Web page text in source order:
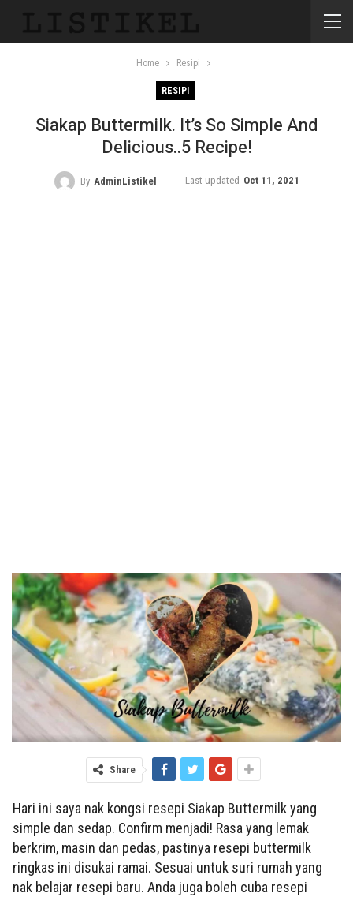
Home Resipi
RESIPI
Siakap Buttermilk. It’s So Simple And
Delicious..5 Recipe!
By AdminListikel Last updated Oct 11, 2021
Share
Hari ini saya nak kongsi resepi Siakap Buttermilk yang
simple dan sedap. Confirm menjadi! Rasa yang lemak
berkrim, masin dan pedas, pastinya resepi buttermilk
ringkas ini disukai ramai. Sesuai untuk suri rumah yang
nak belajar resepi baru. Anda juga boleh cuba resepi